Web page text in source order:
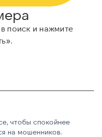
поиск и нажмите
чтобы спокойнее
на мошенников.